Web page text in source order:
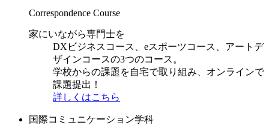
Correspondence Course
家にいながら専門士を
DXビジネスコース、eスポーツコース、アートデ
ザインコースの3つのコース。
学校からの課題を自宅で取り組み、オンラインで
課題提出！
詳しくはこちら
国際コミュニケーション学科